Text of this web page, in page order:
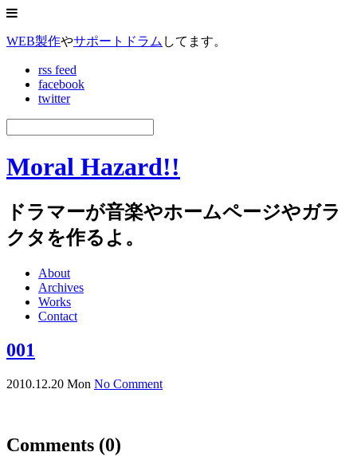
WEB製作やサポートドラム してます。
rss feed
facebook
twitter
Moral Hazard!!
ドラマーが音楽やホームページやガラ
クタを作るよ。
About
Archives
Works
Contact
001
2010.12.20 Mon No Comment
Comments (0)